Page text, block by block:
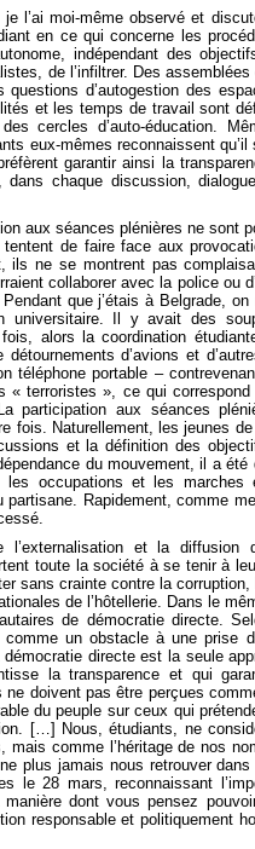
l’ai moi-même observé et
en ce qui concerne les
indépendant des
de l’infiltrer. Des
d’autogestion des
et les temps de travail sont
cercles d’auto-éducation.
eux-mêmes reconnaissent qu’il
garantir ainsi la
chaque discussion,
aux séances plénières ne sont
de faire face aux
ils ne se montrent pas
collaborer avec la police ou
que j’étais à Belgrade,
universitaire. Il y avait des
alors la coordination
d’avions et
téléphone portable –
« terroristes », ce qui
participation aux séances
fois. Naturellement, les jeunes
et la définition des
du mouvement, il a
occupations et les marches
partisane. Rapidement, comme
l’externalisation et la
toute la société à se tenir à
sans crainte contre la corruption,
de l’hôtellerie. Dans le
de démocratie directe.
un obstacle à une prise
directe est la seule
la transparence et qui
doivent pas être perçues
du peuple sur ceux qui
[…] Nous, étudiants, ne
mais comme l’héritage de nos
plus jamais nous retrouver
le 28 mars, reconnaissant
dont vous pensez
responsable et politiquement